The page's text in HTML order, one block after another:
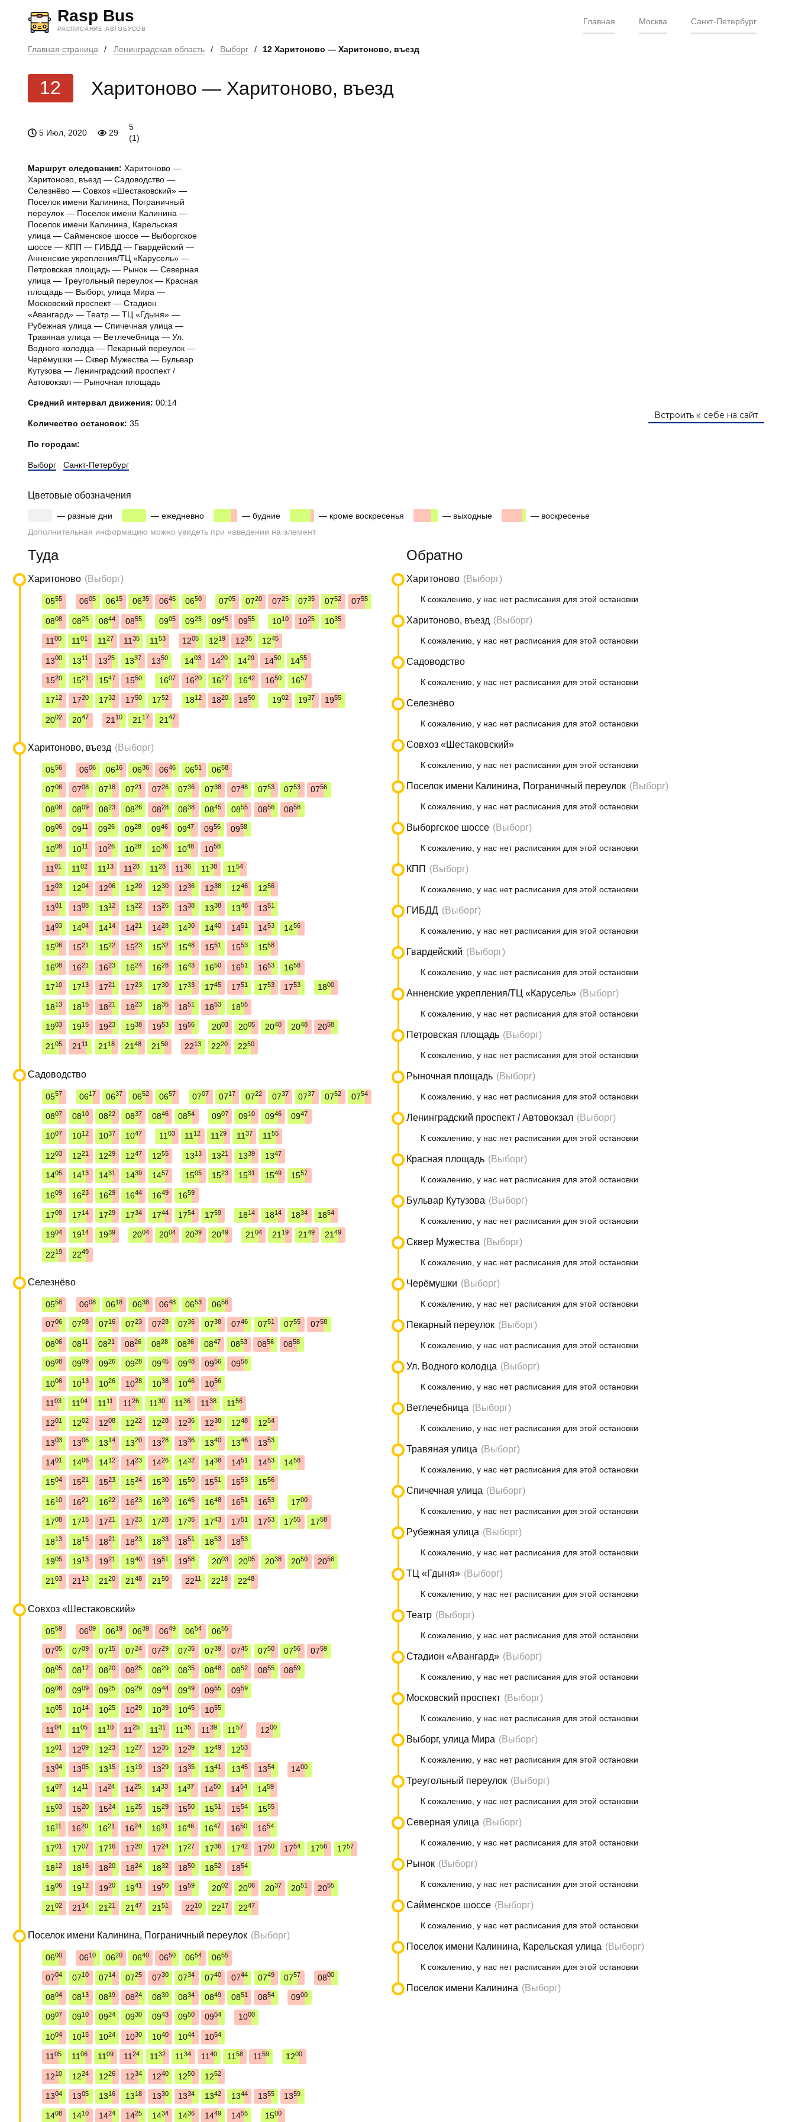
Rasp Bus
РАСПИСАНИЕ АВТОБУСОВ
Главная Москва Санкт-Петербург
Главная страница / Ленинградская область / Выборг / 12 Харитоново — Харитоново, въезд
12 Харитоново — Харитоново, въезд
5 Июл, 2020 29
5
(1)
Маршрут следования: Харитоново —
Харитоново, въезд — Садоводство —
Селезнёво — Совхоз «Шестаковский» —
Поселок имени Калинина, Пограничный
переулок — Поселок имени Калинина —
Поселок имени Калинина, Карельская
улица — Сайменское шоссе — Выборгское
шоссе — КПП — ГИБДД — Гвардейский —
Анненские укрепления/ТЦ «Карусель» —
Петровская площадь — Рынок — Северная
улица — Треугольный переулок — Красная
площадь — Выборг, улица Мира —
Московский проспект — Стадион
«Авангард» — Театр — ТЦ «Гдыня» —
Рубежная улица — Спичечная улица —
Травяная улица — Ветлечебница — Ул.
Водного колодца — Пекарный переулок —
Черёмушки — Сквер Мужества — Бульвар
Кутузова — Ленинградский проспект /
Автовокзал — Рыночная площадь
Средний интервал движения: 00:14
Количество остановок: 35
По городам:
Выборг Санкт-Петербург
Цветовые обозначения
— разные дни — ежедневно — будние — кроме воскресенья — выходные
— воскресенье
Дополнительная информацию можно увидеть при наведении на элемент
Туда
Харитоново (Выборг)
0555 0605 0615 0635 0645 0650 0705 0720 0725 0735 0752 0755
0808 0825 0844 0855 0905 0925 0945 0955 1010 1025 1035
1100 1101 1127 1135 1153 1205 1219 1235 1245
1300 1311 1325 1337 1350 1403 1420 1429 1450 1455
1520 1521 1547 1550 1607 1620 1627 1642 1650 1657
1712 1720 1732 1750 1752 1812 1820 1850 1902 1937 1955
2002 2047 21 10 21 17 21 47
Харитоново, въезд (Выборг)
0556 0606 0616 0636 0646 0651 0658
0706 0708 0718 0721 0726 0736 0738 0748 0753 0753 0756
0808 0809 0823 0826 0828 0838 0845 0855 0856 0858
0906 0911 0926 0928 0946 0947 0956 0958
1008 1011 1026 1028 1036 1048 1058
1101 1102 11 13 11 28 11 28 1136 1138 11 54
1203 1204 1206 1220 1230 1236 1238 1246 1256
1301 1308 1312 1322 1326 1338 1338 1348 1351
1403 1404 1414 1421 1428 1430 1440 1451 1453 1456
1506 1521 1522 1523 1532 1548 1551 1553 1558
1608 1621 1623 1624 1628 1643 1650 1651 1653 1658
1710 1713 1721 1723 1730 1733 1745 1751 1753 1753 1800
1813 1815 1821 1823 1835 1851 1853 1855
1903 1915 1923 1938 1953 1956 2003 2005 2040 2048 2058
2105 2111 2118 2148 2150 2213 2220 2250
Садоводство
0557 0617 0637 0652 0657 0707 0717 0722 0737 0737 0752 0754
0807 0810 0822 0837 0846 0854 0907 0910 0946 0947
1007 1012 1037 1047 1103 1112 1129 1137 1155
1203 1221 1229 1247 1255 1313 1321 1339 1347
1405 1413 1431 1439 1457 1505 1523 1531 1549 1557
1609 1623 1629 1644 1649 1659
1709 1714 1729 1734 1744 1754 1759 1814 1814 1834 1854
1904 1914 1939 2004 2004 2039 2049 2104 2119 2149 2149
2219 2249
Селезнёво
0558 0608 0618 0638 0648 0653 0656
0706 0708 0716 0723 0728 0736 0738 0746 0751 0755 0758
0806 0811 0821 0826 0828 0836 0847 0853 0856 0858
0908 0909 0926 0928 0945 0948 0956 0958
1006 1013 1026 1028 1038 1046 1056
1103 1104 11 11 11 26 11 30 1136 1138 11 56
1201 1202 1208 1222 1228 1236 1238 1248 1254
1303 1306 1314 1320 1328 1336 1340 1346 1353
1401 1406 1412 1423 1426 1432 1438 1451 1453 1458
1504 1521 1523 1524 1530 1550 1551 1553 1556
1610 1621 1622 1623 1630 1645 1648 1651 1653 1700
1708 1715 1721 1723 1728 1735 1743 1751 1753 1755 1758
1813 1815 1821 1823 1833 1851 1853 1853
1905 1913 1921 1940 1951 1958 2003 2005 2038 2050 2056
2103 2113 2120 2148 2150 2211 2218 2248
Совхоз «Шестаковский»
0559 0609 0619 0639 0649 0654 0655
0705 0709 0715 0724 0729 0735 0739 0745 0750 0756 0759
0805 0812 0820 0825 0829 0835 0848 0852 0855 0859
0908 0909 0925 0929 0944 0949 0955 0959
1005 1014 1025 1029 1039 1045 1055
1104 1105 11 10 11 25 11 31 1135 1139 11 57 1200
1201 1209 1223 1227 1235 1239 1249 1253
1304 1305 1315 1319 1329 1335 1341 1345 1354 1400
1407 1411 1424 1425 1433 1437 1450 1454 1459
1503 1520 1524 1525 1529 1550 1551 1554 1555
1611 1620 1621 1624 1631 1646 1647 1650 1654
1701 1707 1716 1720 1724 1727 1736 1742 1750 1754 1756 1757
1812 1816 1820 1824 1832 1850 1852 1854
1906 1912 1920 1941 1950 1959 2002 2006 2037 2051 2055
2102 2114 21 21 21 47 21 51 2210 2217 2247
Поселок имени Калинина, Пограничный переулок (Выборг)
0600 0610 0620 0640 0650 0654 0655
0704 0710 0714 0725 0730 0734 0740 0744 0749 0757 0800
0804 0813 0819 0824 0830 0834 0849 0851 0854 0900
0907 0910 0924 0930 0943 0950 0954 1000
1004 1015 1024 1030 1040 1044 1054
1105 1106 1109 1124 1132 1134 1140 1158 1159 1200
1210 1224 1226 1234 1240 1250 1252
1304 1305 1316 1318 1330 1334 1342 1344 1355 1359
1408 1410 1424 1425 1434 1436 1449 1455 1500
Обратно
Харитоново (Выборг)
К сожалению, у нас нет расписания для этой остановки
Харитоново, въезд (Выборг)
К сожалению, у нас нет расписания для этой остановки
Садоводство
К сожалению, у нас нет расписания для этой остановки
Селезнёво
К сожалению, у нас нет расписания для этой остановки
Совхоз «Шестаковский»
К сожалению, у нас нет расписания для этой остановки
Поселок имени Калинина, Пограничный переулок (Выборг)
К сожалению, у нас нет расписания для этой остановки
Выборгское шоссе (Выборг)
К сожалению, у нас нет расписания для этой остановки
КПП (Выборг)
К сожалению, у нас нет расписания для этой остановки
ГИБДД (Выборг)
К сожалению, у нас нет расписания для этой остановки
Гвардейский (Выборг)
К сожалению, у нас нет расписания для этой остановки
Анненские укрепления/ТЦ «Карусель» (Выборг)
К сожалению, у нас нет расписания для этой остановки
Петровская площадь (Выборг)
К сожалению, у нас нет расписания для этой остановки
Рыночная площадь (Выборг)
К сожалению, у нас нет расписания для этой остановки
Ленинградский проспект / Автовокзал (Выборг)
К сожалению, у нас нет расписания для этой остановки
Красная площадь (Выборг)
К сожалению, у нас нет расписания для этой остановки
Бульвар Кутузова (Выборг)
К сожалению, у нас нет расписания для этой остановки
Сквер Мужества (Выборг)
К сожалению, у нас нет расписания для этой остановки
Черёмушки (Выборг)
К сожалению, у нас нет расписания для этой остановки
Пекарный переулок (Выборг)
К сожалению, у нас нет расписания для этой остановки
Ул. Водного колодца (Выборг)
К сожалению, у нас нет расписания для этой остановки
Ветлечебница (Выборг)
К сожалению, у нас нет расписания для этой остановки
Травяная улица (Выборг)
К сожалению, у нас нет расписания для этой остановки
Спичечная улица (Выборг)
К сожалению, у нас нет расписания для этой остановки
Рубежная улица (Выборг)
К сожалению, у нас нет расписания для этой остановки
ТЦ «Гдыня» (Выборг)
К сожалению, у нас нет расписания для этой остановки
Театр (Выборг)
К сожалению, у нас нет расписания для этой остановки
Стадион «Авангард» (Выборг)
К сожалению, у нас нет расписания для этой остановки
Московский проспект (Выборг)
К сожалению, у нас нет расписания для этой остановки
Выборг, улица Мира (Выборг)
К сожалению, у нас нет расписания для этой остановки
Треугольный переулок (Выборг)
К сожалению, у нас нет расписания для этой остановки
Северная улица (Выборг)
К сожалению, у нас нет расписания для этой остановки
Рынок (Выборг)
К сожалению, у нас нет расписания для этой остановки
Сайменское шоссе (Выборг)
К сожалению, у нас нет расписания для этой остановки
Поселок имени Калинина, Карельская улица (Выборг)
К сожалению, у нас нет расписания для этой остановки
Поселок имени Калинина (Выборг)